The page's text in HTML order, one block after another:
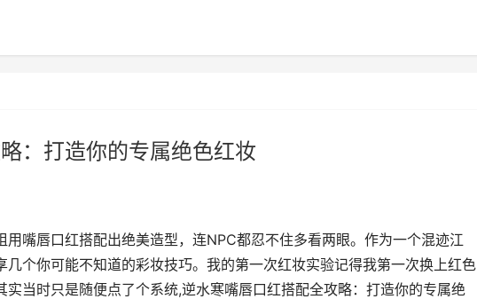
：打造你的专属绝色红妆
嘴唇口红搭配出绝美造型，连NPC都忍不住多看两眼。作为一个混迹江
个你可能不知道的彩妆技巧。我的第一次红妆实验记得我第一次换上红色
当时只是随便点了个系统,逆水寒嘴唇口红搭配全攻略：打造你的专属绝